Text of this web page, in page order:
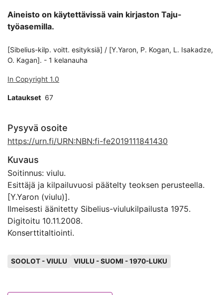
Aineisto on käytettävissä vain kirjaston Taju-
työasemilla.
[Sibelius-kilp. voitt. esityksiä] / [Y.Yaron, P. Kogan, L. Isakadze,
O. Kagan]. - 1 kelanauha
In Copyright 1.0
Lataukset 67
Pysyvä osoite
https://urn.fi/URN:NBN:fi-fe2019111841430
Kuvaus
Soitinnus: viulu.
Esittäjä ja kilpailuvuosi päätelty teoksen perusteella.
[Y.Yaron (viulu)].
Ilmeisesti äänitetty Sibelius-viulukilpailusta 1975.
Digitoitu 10.11.2008.
Konserttitaltiointi.
SOOLOT - VIULU VIULU - SUOMI - 1970-LUKU